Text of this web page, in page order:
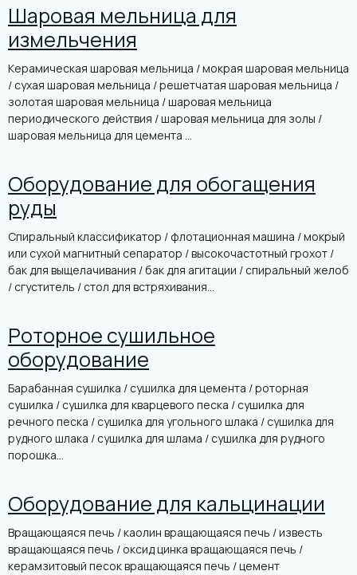
Шаровая мельница для
измельчения
Керамическая шаровая мельница / мокрая шаровая мельница
/ сухая шаровая мельница / решетчатая шаровая мельница /
золотая шаровая мельница / шаровая мельница
периодического действия / шаровая мельница для золы /
шаровая мельница для цемента ...
Оборудование для обогащения
руды
Спиральный классификатор / флотационная машина / мокрый
или сухой магнитный сепаратор / высокочастотный грохот /
бак для выщелачивания / бак для агитации / спиральный желоб
/ сгуститель / стол для встряхивания...
Роторное сушильное
оборудование
Барабанная сушилка / сушилка для цемента / роторная
сушилка / сушилка для кварцевого песка / сушилка для
речного песка / сушилка для угольного шлака / сушилка для
рудного шлака / сушилка для шлама / сушилка для рудного
порошка...
Оборудование для кальцинации
Вращающаяся печь / каолин вращающаяся печь / известь
вращающаяся печь / оксид цинка вращающаяся печь /
керамзитовый песок вращающаяся печь / цемент